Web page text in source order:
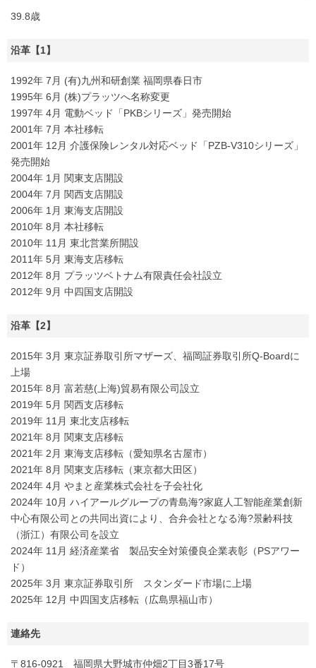
39.8歳
沿革【1】
1992年 7月 (有)九州和研創業 福岡県春日市
1995年 6月 (株)プラッツへ名称変更
1997年 4月 電動ベッド「PKBシリーズ」発売開始
2001年 7月 本社移転
2001年 12月 介護保険レンタル対応ベッド「PZB-V310シリーズ」
発売開始
2004年 1月 関東支店開設
2004年 7月 関西支店開設
2006年 1月 東海支店開設
2010年 8月 本社移転
2010年 11月 東北営業所開設
2011年 5月 東海支店移転
2012年 8月 プラッツベトナム有限責任会社設立
2012年 9月 中四国支店開設
沿革【2】
2015年 3月 東京証券取引所マザーズ、福岡証券取引所Q-Boardに
上場
2015年 8月 富若慈(上海)貿易有限公司設立
2019年 5月 関西支店移転
2019年 11月 東北支店移転
2021年 8月 関東支店移転
2021年 2月 東海支店移転（愛知県名古屋市）
2021年 8月 関東支店移転（東京都大田区）
2024年 4月 やまと産業株式会社を子会社化
2024年 10月 ハイアールグループの青島海?家庭人工智能産業創新
中心有限公司との共同出資により、合弁会社となる海?景齢科技
（浙江）有限公司を設立
2024年 11月 経済産業省 製品安全対策優良企業表彰（PSアワー
ド）
2025年 3月 東京証券取引所 スタンダード市場に上場
2025年 12月 中四国支店移転（広島県福山市）
連絡先
〒816-0921 福岡県大野城市仲畑2丁目3番17号